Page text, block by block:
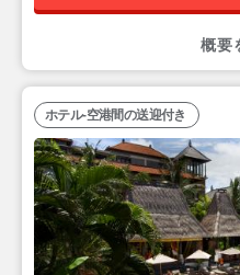
概要
ホテル-空港間の送迎付き